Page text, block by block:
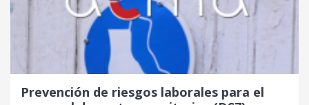
Prevención de riesgos laborales para el